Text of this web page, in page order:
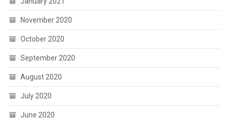
November 2020
October 2020
September 2020
August 2020
July 2020
June 2020